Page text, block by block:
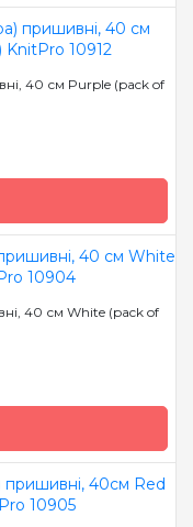
40 см Purple (pack of
40 см White (pack of